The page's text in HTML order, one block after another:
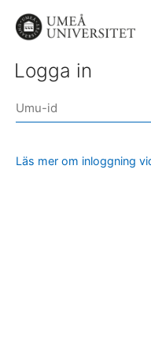
Logga in
Läs mer om inloggning